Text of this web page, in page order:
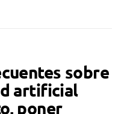
sobre
artificial
poner